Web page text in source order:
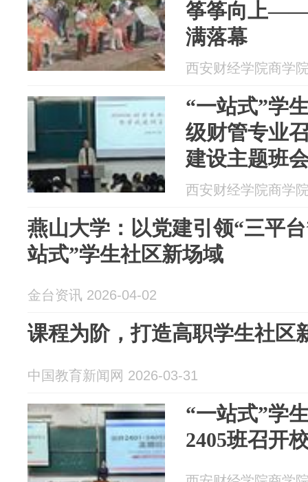
筝筝向上——
满落幕
西安财经学院商学
“一站式”学
级财管专业
建设主题班
西安财经学院商学
燕山大学：以党建引领“三平
站式”学生社区新场域
金台资讯 2026-04-02
课程为阶，打造高职学生社区
中国教育新闻网 2026-03-31
“一站式”学
2405班召开